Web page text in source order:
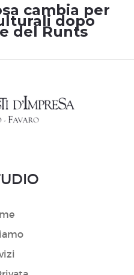
cambia per
dopo
del Runts